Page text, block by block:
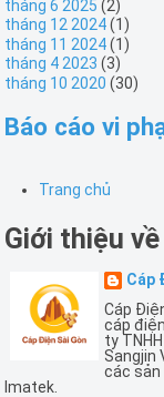
tháng 6 2025 (2)
tháng 12 2024(1)
tháng 11 2024(1)
tháng 4 2023 (3)
tháng 10 2020 (30)
Báo cáo vi
Trang chủ
Giới thiệu
Cáp
Cáp
cáp
ty
Sangjin
các sản
Imatek.